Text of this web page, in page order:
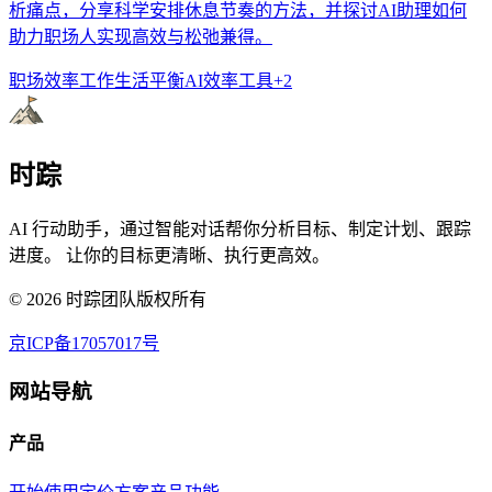
析痛点，分享科学安排休息节奏的方法，并探讨AI助理如何
助力职场人实现高效与松弛兼得。
职场效率工作生活平衡AI效率工具+2
时踪
AI 行动助手，通过智能对话帮你分析目标、制定计划、跟踪
进度。 让你的目标更清晰、执行更高效。
© 2026 时踪团队版权所有
京ICP备17057017号
网站导航
产品